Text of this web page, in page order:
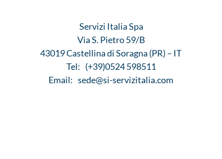
Servizi Italia Spa
Via S. Pietro 59/B
43019 Castellina di Soragna (PR) – IT
Tel: (+39)0524 598511
Email: sede@si-servizitalia.com